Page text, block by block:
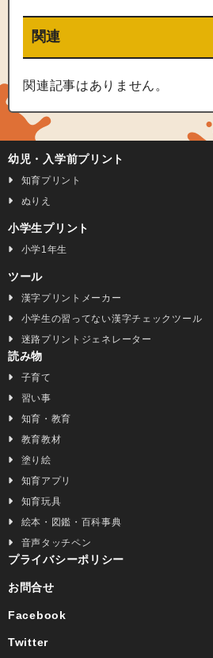
関連
関連記事はありません。
幼児・入学前プリント
知育プリント
ぬりえ
小学生プリント
小学1年生
ツール
漢字プリントメーカー
小学生の習ってない漢字チェックツール
迷路プリントジェネレーター
読み物
子育て
習い事
知育・教育
教育教材
塗り絵
知育アプリ
知育玩具
絵本・図鑑・百科事典
音声タッチペン
プライバシーポリシー
お問合せ
Facebook
Twitter